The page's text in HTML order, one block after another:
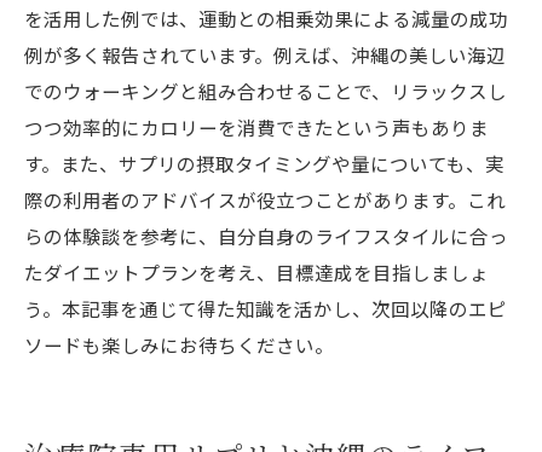
を活用した例では、運動との相乗効果による減量の成功
例が多く報告されています。例えば、沖縄の美しい海辺
でのウォーキングと組み合わせることで、リラックスし
つつ効率的にカロリーを消費できたという声もありま
す。また、サプリの摂取タイミングや量についても、実
際の利用者のアドバイスが役立つことがあります。これ
らの体験談を参考に、自分自身のライフスタイルに合っ
たダイエットプランを考え、目標達成を目指しましょ
う。本記事を通じて得た知識を活かし、次回以降のエピ
ソードも楽しみにお待ちください。